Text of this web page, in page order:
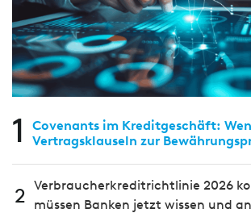
1
Covenants im Kreditgeschäft:
Vertragsklauseln zur
2 Verbraucherkreditrichtlinie 2026
müssen Banken jetzt wissen und